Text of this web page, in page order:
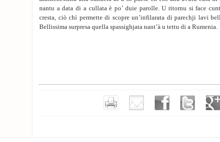
nantu a data di a cullata è po’ duie parolle. U ritornu si face
cresta, ciò chì permette di scopre un’infilarata di parechji lavi
Bellissima surpresa quella spassighjata nant’à u tettu di a Rumenia.